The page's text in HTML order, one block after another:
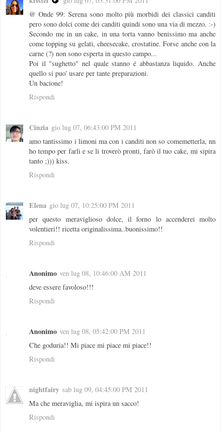
@ Onde 99: Serena sono molto più morbidi dei classici canditi
pero sono dolci come dei canditi quindi sono una via di mezzo. :-)
Secondo me in un cake, in una torta vanno benissimo ma anche
come topping su gelati, cheesecake, crostatine. Forse anche con la
carne (?) non sono esperta in questo campo...
Poi il "sughetto" nel quale stanno é abbastanza liquido. Anche
quello si puo' usare per tante preparazioni.
Un bacione!
Rispondi
Cinzia gio lug 07, 06:43:00 PM 2011
amo tantissimo i limoni ma con i canditi non so comemetterla, nn
ho tempo per farli e se li troverò pronti, farò il tuo cake, mi sipira
tanto ;))) kiss.
Rispondi
Elena gio lug 07, 10:25:00 PM 2011
per questo meraviglioso dolce, il forno lo accenderei molto
volentieri!! ricetta originalissima..buonissimo!!
Rispondi
Anonimo ven lug 08, 10:46:00 AM 2011
deve essere favoloso!!!
Rispondi
Anonimo ven lug 08, 05:42:00 PM 2011
Che goduria!! Mi piace mi piace mi piace!!
Rispondi
nightfairy sab lug 09, 04:45:00 PM 2011
Ma che meraviglia, mi ispira un sacco!
Rispondi